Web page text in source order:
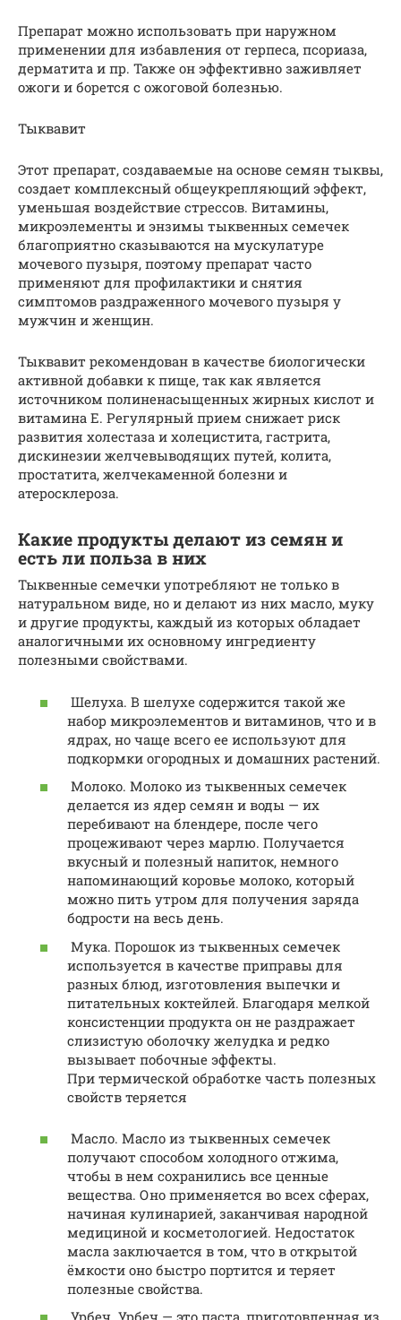
Препарат можно использовать при наружном
применении для избавления от герпеса, псориаза,
дерматита и пр. Также он эффективно заживляет
ожоги и борется с ожоговой болезнью.
Тыквавит
Этот препарат, создаваемые на основе семян тыквы,
создает комплексный общеукрепляющий эффект,
уменьшая воздействие стрессов. Витамины,
микроэлементы и энзимы тыквенных семечек
благоприятно сказываются на мускулатуре
мочевого пузыря, поэтому препарат часто
применяют для профилактики и снятия
симптомов раздраженного мочевого пузыря у
мужчин и женщин.
Тыквавит рекомендован в качестве биологически
активной добавки к пище, так как является
источником полиненасыщенных жирных кислот и
витамина E. Регулярный прием снижает риск
развития холестаза и холецистита, гастрита,
дискинезии желчевыводящих путей, колита,
простатита, желчекаменной болезни и
атеросклероза.
Какие продукты делают из семян и
есть ли польза в них
Тыквенные семечки употребляют не только в
натуральном виде, но и делают из них масло, муку
и другие продукты, каждый из которых обладает
аналогичными их основному ингредиенту
полезными свойствами.
Шелуха. В шелухе содержится такой же
набор микроэлементов и витаминов, что и в
ядрах, но чаще всего ее используют для
подкормки огородных и домашних растений.
Молоко. Молоко из тыквенных семечек
делается из ядер семян и воды — их
перебивают на блендере, после чего
процеживают через марлю. Получается
вкусный и полезный напиток, немного
напоминающий коровье молоко, который
можно пить утром для получения заряда
бодрости на весь день.
Мука. Порошок из тыквенных семечек
используется в качестве приправы для
разных блюд, изготовления выпечки и
питательных коктейлей. Благодаря мелкой
консистенции продукта он не раздражает
слизистую оболочку желудка и редко
вызывает побочные эффекты.
При термической обработке часть полезных
свойств теряется
Масло. Масло из тыквенных семечек
получают способом холодного отжима,
чтобы в нем сохранились все ценные
вещества. Оно применяется во всех сферах,
начиная кулинарией, заканчивая народной
медициной и косметологией. Недостаток
масла заключается в том, что в открытой
ёмкости оно быстро портится и теряет
полезные свойства.